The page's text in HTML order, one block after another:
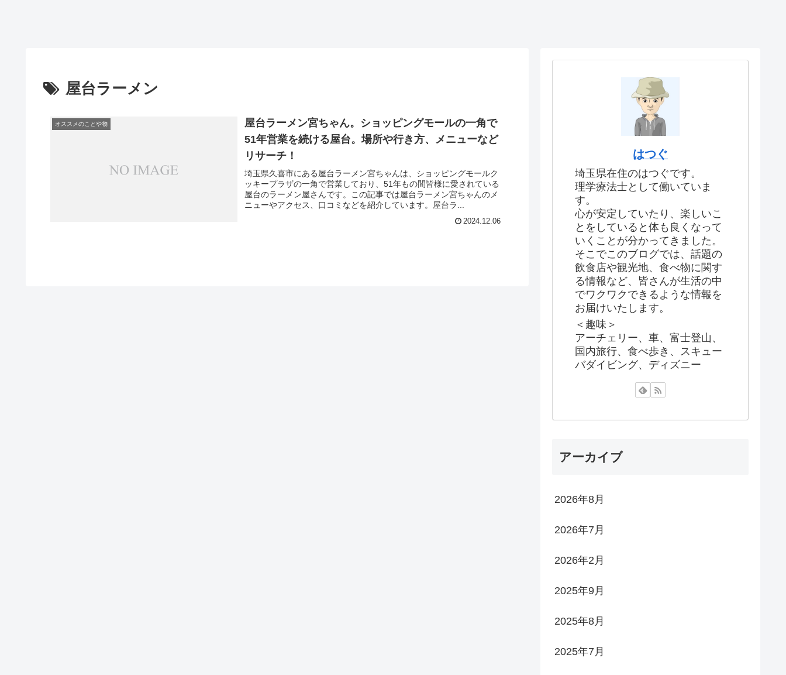
屋台ラーメン
オススメのことや物
屋台ラーメン宮ちゃん。ショッピングモールの一角で
51年営業を続ける屋台。場所や行き方、メニューなど
リサーチ！
埼玉県久喜市にある屋台ラーメン宮ちゃんは、ショッピングモールク
ッキープラザの一角で営業しており、51年もの間皆様に愛されている
屋台のラーメン屋さんです。この記事では屋台ラーメン宮ちゃんのメ
ニューやアクセス、口コミなどを紹介しています。屋台ラ...
2024.12.06
はつぐ
埼玉県在住のはつぐです。
理学療法士として働いていま
す。
心が安定していたり、楽しいこ
とをしていると体も良くなって
いくことが分かってきました。
そこでこのブログでは、話題の
飲食店や観光地、食べ物に関す
る情報など、皆さんが生活の中
でワクワクできるような情報を
お届けいたします。
＜趣味＞
アーチェリー、車、富士登山、
国内旅行、食べ歩き、スキュー
バダイビング、ディズニー
アーカイブ
2026年8月
2026年7月
2026年2月
2025年9月
2025年8月
2025年7月